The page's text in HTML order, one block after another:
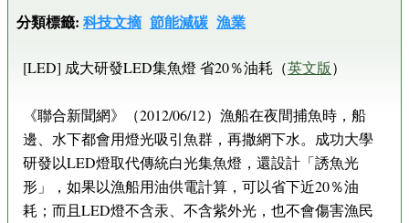
分類標籤: 科技文摘 節能減碳 漁業
[LED] 成大研發LED集魚燈 省20％油耗（英文版）
《聯合新聞網》（2012/06/12）漁船在夜間捕魚時，船
邊、水下都會用燈光吸引魚群，再撒網下水。成功大學
研發以LED燈取代傳統白光集魚燈，還設計「誘魚光
形」，如果以漁船用油供電計算，可以省下近20％油
耗；而且LED燈不含汞、不含紫外光，也不會傷害漁民